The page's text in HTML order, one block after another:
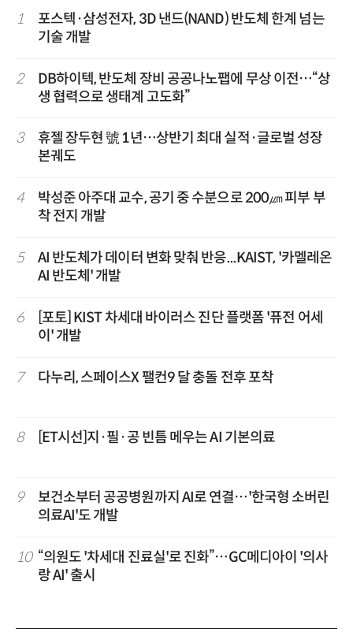
1
포스텍·삼성전자, 3D 낸드(NAND) 반도체 한계 넘는
기술 개발
2
DB하이텍, 반도체 장비 공공나노팹에 무상 이전…“상
생 협력으로 생태계 고도화”
3
휴젤 장두현 號 1년…상반기 최대 실적·글로벌 성장
본궤도
4
박성준 아주대 교수, 공기 중 수분으로 200㎛ 피부 부
착 전지 개발
5
AI 반도체가 데이터 변화 맞춰 반응...KAIST, '카멜레온
AI 반도체' 개발
6
[포토] KIST 차세대 바이러스 진단 플랫폼 '퓨전 어세
이' 개발
7 다누리, 스페이스X 팰컨9 달 충돌 전후 포착
8 [ET시선]지·필·공 빈틈 메우는 AI 기본의료
9
보건소부터 공공병원까지 AI로 연결…'한국형 소버린
의료AI'도 개발
10 “의원도 '차세대 진료실'로 진화”…GC메디아이 '의사
랑 AI' 출시